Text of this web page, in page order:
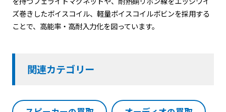
ズ巻きしたボイスコイル、軽量ボイスコイルボビンを採用する
ことで、高能率・高耐入力化を図っています。
関連カテゴリー